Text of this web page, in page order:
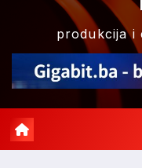
produkcija i